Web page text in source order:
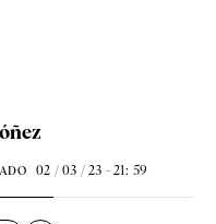
02 / 03 / 23 - 21: 59